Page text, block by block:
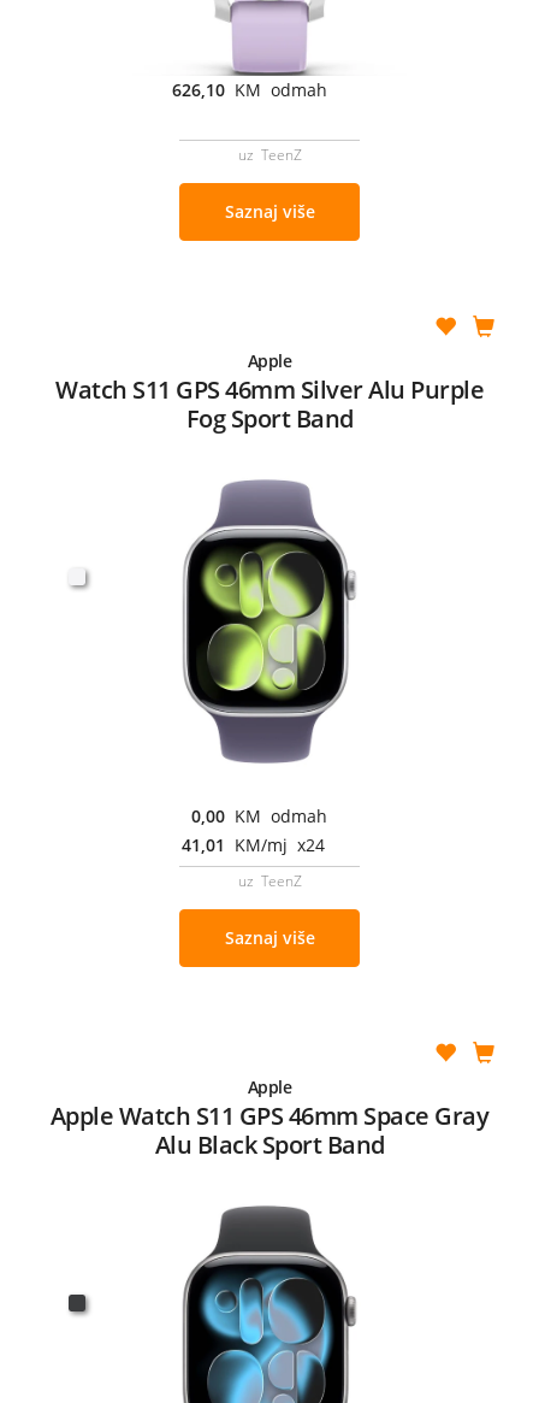
626,10 KM odmah
uz TeenZ
Saznaj više
Apple
Watch S11 GPS 46mm Silver Alu Purple
Fog Sport Band
0,00 KM odmah
41,01 KM/mj x24
uz TeenZ
Saznaj više
Apple
Apple Watch S11 GPS 46mm Space Gray
Alu Black Sport Band